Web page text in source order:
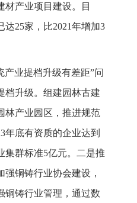
材产业项目建设。目
25家，比2021年增加3
产业提档升级有差距”问
档升级。组建园林古建
林产业园区，推进规范
年底有资质的企业达到
集群标准5亿元。二是推
铜铸行业协会建设，
铜铸行业管理，通过数